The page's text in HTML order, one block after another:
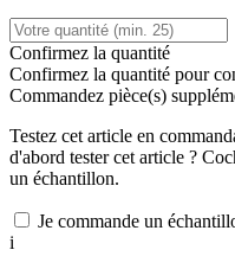
Confirmez la quantité
Confirmez la quantité pour
Commandez pièce(s)
Testez cet article en
d'abord tester cet article ?
un échantillon.
Je commande un
i